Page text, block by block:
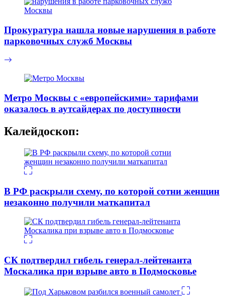
Прокуратура нашла новые нарушения в работе
парковочных служб Москвы
Метро Москвы с «европейскими» тарифами
оказалось в аутсайдерах по доступности
Калейдоскоп:
В РФ раскрыли схему, по которой сотни женщин
незаконно получили маткапитал
СК подтвердил гибель генерал-лейтенанта
Москалика при взрыве авто в Подмосковье